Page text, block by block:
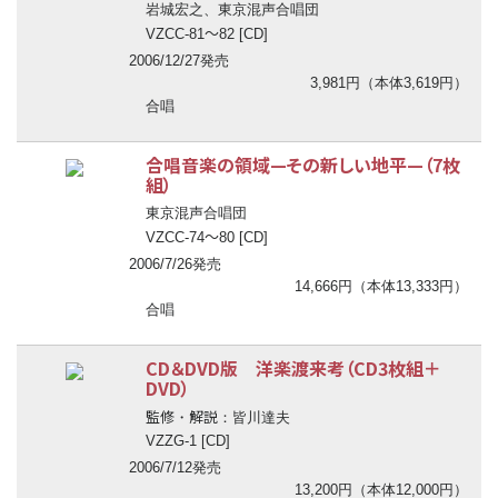
岩城宏之、東京混声合唱団
VZCC-81〜82 [CD]
2006/12/27発売
3,981円（本体3,619円）
合唱
合唱音楽の領域—その新しい地平—（7枚
組）
東京混声合唱団
VZCC-74〜80 [CD]
2006/7/26発売
14,666円（本体13,333円）
合唱
CD＆DVD版 洋楽渡来考（CD3枚組＋
DVD）
監修 ・ 解説 ：皆川達夫
VZZG-1 [CD]
2006/7/12発売
13,200円（本体12,000円）